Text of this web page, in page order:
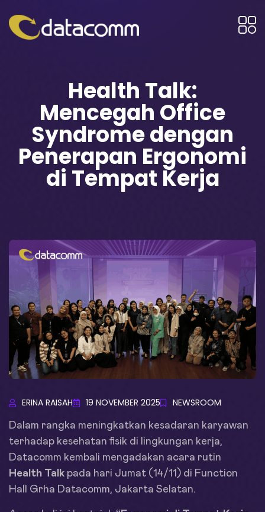
Health Talk:
Mencegah Office
Syndrome dengan
Penerapan Ergonomi
di Tempat Kerja
ERINA RAISAH 19 NOVEMBER 2025 NEWSROOM
Dalam rangka meningkatkan kesadaran karyawan
terhadap kesehatan fisik di lingkungan kerja,
Datacomm kembali mengadakan acara rutin
Health Talk pada hari Jumat (14/11) di Function
Hall Grha Datacomm, Jakarta Selatan.